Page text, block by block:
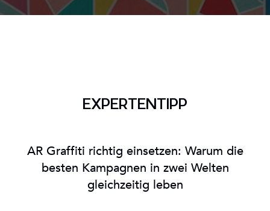
EXPERTENTIPP
AR Graffiti richtig einsetzen: Warum die
besten Kampagnen in zwei Welten
gleichzeitig leben